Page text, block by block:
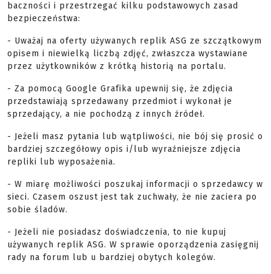
baczności i przestrzegać kilku podstawowych zasad
bezpieczeństwa:
- Uważaj na oferty używanych replik ASG ze szczątkowym
opisem i niewielką liczbą zdjęć, zwłaszcza wystawiane
przez użytkowników z krótką historią na portalu.
- Za pomocą Google Grafika upewnij się, że zdjęcia
przedstawiają sprzedawany przedmiot i wykonał je
sprzedający, a nie pochodzą z innych źródeł.
- Jeżeli masz pytania lub wątpliwości, nie bój się prosić o
bardziej szczegółowy opis i/lub wyraźniejsze zdjęcia
repliki lub wyposażenia.
- W miarę możliwości poszukaj informacji o sprzedawcy w
sieci. Czasem oszust jest tak zuchwały, że nie zaciera po
sobie śladów.
- Jeżeli nie posiadasz doświadczenia, to nie kupuj
używanych replik ASG. W sprawie oporządzenia zasięgnij
rady na forum lub u bardziej obytych kolegów.